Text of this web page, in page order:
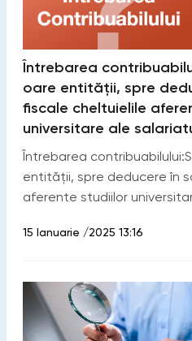
Întrebarea
oare entității, spre
fiscale cheltuielile
universitare ale
Întrebarea
entității, spre deducere în
aferente studiilor
15 Ianuarie /2025 13:16